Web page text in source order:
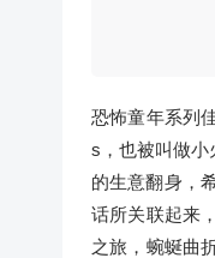
恐怖童年系列
s，也被叫做小
的生意翻身，
话所关联起来
之旅，蜿蜒曲